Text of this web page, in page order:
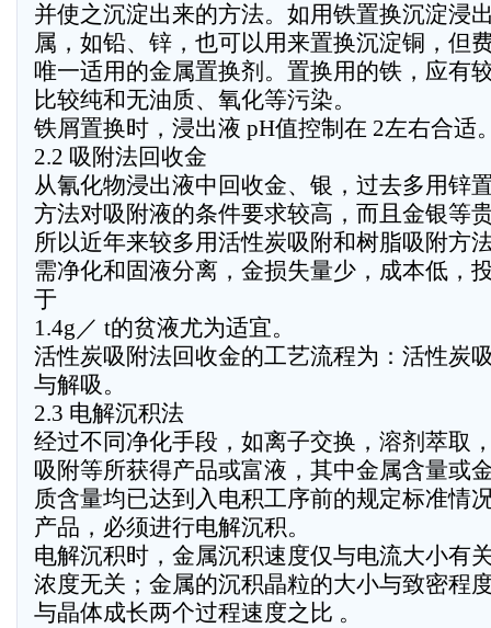
并使之沉淀出来的方法。如用铁置换沉淀浸
属，如铅、锌，也可以用来置换沉淀铜，但
唯一适用的金属置换剂。置换用的铁，应有
比较纯和无油质、氧化等污染。
铁屑置换时，浸出液 pH值控制在 2左右合适
2.2 吸附法回收金
从氰化物浸出液中回收金、银，过去多用锌
方法对吸附液的条件要求较高，而且金银等
所以近年来较多用活性炭吸附和树脂吸附方
需净化和固液分离，金损失量少，成本低，
于
1.4g／ t的贫液尤为适宜。
活性炭吸附法回收金的工艺流程为：活性炭
与解吸。
2.3 电解沉积法
经过不同净化手段，如离子交换，溶剂萃取
吸附等所获得产品或富液，其中金属含量或
质含量均已达到入电积工序前的规定标准情
产品，必须进行电解沉积。
电解沉积时，金属沉积速度仅与电流大小有
浓度无关；金属的沉积晶粒的大小与致密程
与晶体成长两个过程速度之比 。